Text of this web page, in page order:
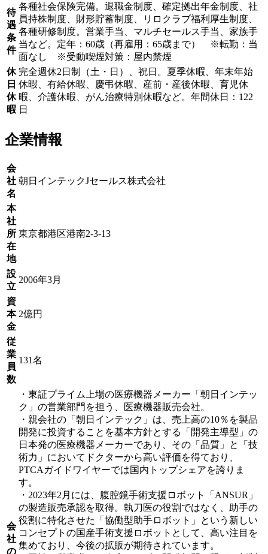
待
遇
条
件
各種社会保険完備。退職金制度、確定拠出年金制度、社
員持株制度、財形貯蓄制度、リロクラブ福利厚生制度、
各種研修制度。営業手当、マルチセールス手当、家族手
当など。定年：60歳（再雇用：65歳まで） ※転勤：当
面なし ※受動喫煙対策：屋内禁煙
休
日
休
暇
完全週休2日制（土・日）、祝日。夏季休暇、年末年始
休暇、有給休暇、慶弔休暇、産前・産後休暇、育児休
暇、介護休暇、がん治療特別休暇など。年間休日：122
日
企業情報
会
社
名
朝日インテックJセールス株式会社
本
社
所
在
地
東京都港区港南2-3-13
設
立
2006年3月
資
本
金
2億円
従
業
員
数
131名
会
社
の
・東証プライム上場の医療機器メーカー「朝日インテッ
ク」の営業部門を担う、医療機器販売会社。
・親会社の「朝日インテック」は、売上高の10％を製品
開発に投資することを基本方針とする「開発主導型」の
日本発の医療機器メーカーであり、その「品質」と「技
術力」においてドクターから高い評価を得ており、
PTCAガイドワイヤーでは国内トップシェアを誇りま
す。
・2023年2月には、腹腔鏡手術支援ロボット「ANSUR」
の製造販売承認を取得。執刀医の役割ではなく、助手の
役割に特化させた「協働型助手ロボット」という新しい
コンセプトの国産手術支援ロボットとして、高い注目を
集めており、今後の拡販が期待されています。